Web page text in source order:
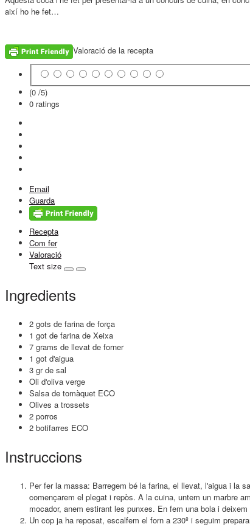
així ho he fet…
Valoració de la recepta
(0 /5)
0 ratings
Email
Guarda
Recepta
Com fer
Valoració
Text size
Ingredients
2 gots de farina de força
1 got de farina de Xeixa
7 grams de llevat de forner
1 got d'aigua
3 gr de sal
Oli d'oliva verge
Salsa de tomàquet ECO
Olives a trossets
2 porros
2 botifarres ECO
Instruccions
Per fer la massa: Barregem bé la farina, el llevat, l'aigua i la
començarem el plegat i repòs. A la cuina, untem un marbre
mocador, anem estirant les punxes. En fem una bola i
Un cop ja ha reposat, escalfem el forn a 230º i seguim